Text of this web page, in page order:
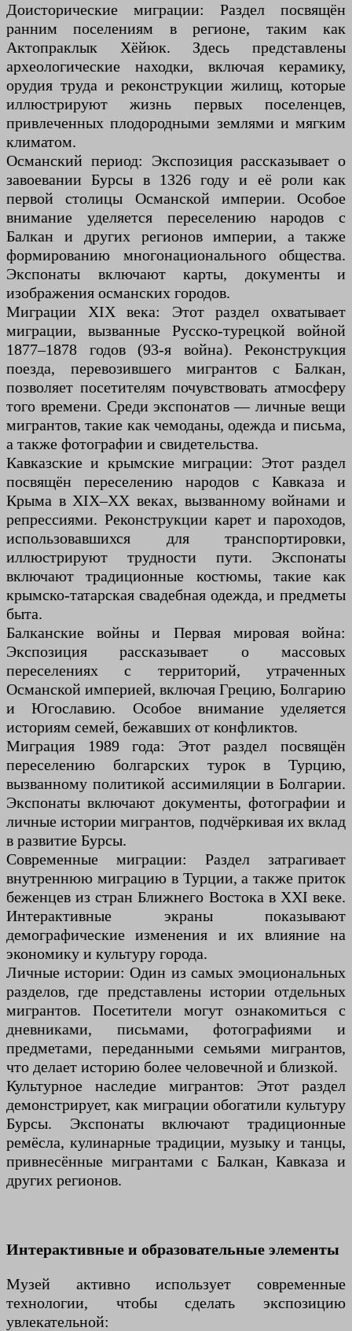
Доисторические миграции: Раздел посвящён
ранним поселениям в регионе, таким как
Актопраклык Хёйюк. Здесь представлены
археологические находки, включая керамику,
орудия труда и реконструкции жилищ, которые
иллюстрируют жизнь первых поселенцев,
привлеченных плодородными землями и мягким
климатом.
Османский период: Экспозиция рассказывает о
завоевании Бурсы в 1326 году и её роли как
первой столицы Османской империи. Особое
внимание уделяется переселению народов с
Балкан и других регионов империи, а также
формированию многонационального общества.
Экспонаты включают карты, документы и
изображения османских городов.
Миграции XIX века: Этот раздел охватывает
миграции, вызванные Русско-турецкой войной
1877–1878 годов (93-я война). Реконструкция
поезда, перевозившего мигрантов с Балкан,
позволяет посетителям почувствовать атмосферу
того времени. Среди экспонатов — личные вещи
мигрантов, такие как чемоданы, одежда и письма,
а также фотографии и свидетельства.
Кавказские и крымские миграции: Этот раздел
посвящён переселению народов с Кавказа и
Крыма в XIX–XX веках, вызванному войнами и
репрессиями. Реконструкции карет и пароходов,
использовавшихся для транспортировки,
иллюстрируют трудности пути. Экспонаты
включают традиционные костюмы, такие как
крымско-татарская свадебная одежда, и предметы
быта.
Балканские войны и Первая мировая война:
Экспозиция рассказывает о массовых
переселениях с территорий, утраченных
Османской империей, включая Грецию, Болгарию
и Югославию. Особое внимание уделяется
историям семей, бежавших от конфликтов.
Миграция 1989 года: Этот раздел посвящён
переселению болгарских турок в Турцию,
вызванному политикой ассимиляции в Болгарии.
Экспонаты включают документы, фотографии и
личные истории мигрантов, подчёркивая их вклад
в развитие Бурсы.
Современные миграции: Раздел затрагивает
внутреннюю миграцию в Турции, а также приток
беженцев из стран Ближнего Востока в XXI веке.
Интерактивные экраны показывают
демографические изменения и их влияние на
экономику и культуру города.
Личные истории: Один из самых эмоциональных
разделов, где представлены истории отдельных
мигрантов. Посетители могут ознакомиться с
дневниками, письмами, фотографиями и
предметами, переданными семьями мигрантов,
что делает историю более человечной и близкой.
Культурное наследие мигрантов: Этот раздел
демонстрирует, как миграции обогатили культуру
Бурсы. Экспонаты включают традиционные
ремёсла, кулинарные традиции, музыку и танцы,
привнесённые мигрантами с Балкан, Кавказа и
других регионов.
Интерактивные и образовательные элементы
Музей активно использует современные
технологии, чтобы сделать экспозицию
увлекательной: